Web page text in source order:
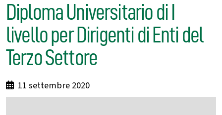
Diploma Universitario di I
livello per Dirigenti di Enti del
Terzo Settore
11 settembre 2020